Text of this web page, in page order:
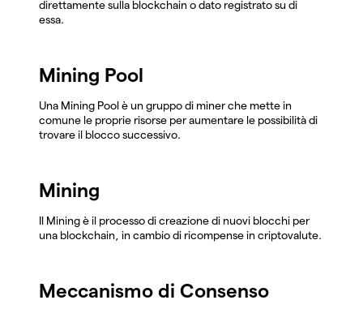
direttamente sulla blockchain o dato registrato su di
essa.
Mining Pool
Una Mining Pool è un gruppo di miner che mette in
comune le proprie risorse per aumentare le possibilità di
trovare il blocco successivo.
Mining
Il Mining è il processo di creazione di nuovi blocchi per
una blockchain, in cambio di ricompense in criptovalute.
Meccanismo di Consenso